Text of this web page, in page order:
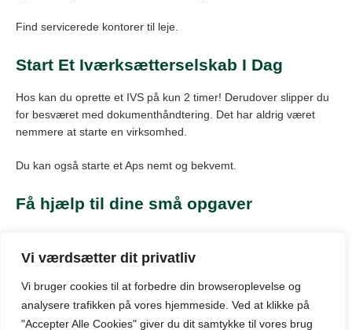
Vi værdsætter dit privatliv
Vi bruger cookies til at forbedre din browseroplevelse og
analysere trafikken på vores hjemmeside Ved at klikke på
"Accepter Alle Cookies" giver du dit samtykke til vores brug
Find servicerede kontorer til leje.
Start Et Iværksætterselskab I Dag
Hos kan du oprette et IVS på kun 2 timer! Derudover slipper du
for besværet med dokumenthåndtering. Det har aldrig været
nemmere at starte en virksomhed.
Du kan også starte et Aps nemt og bekvemt.
Få hjælp til dine små opgaver
rettet, opsat og redigeret tekster, dokumenter, billeder, e-mails